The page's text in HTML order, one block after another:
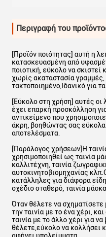
Περιγραφή του
[Προϊόν ποιότητας] αυτή η
κατασκευασμένη από
ποιοτική, εύκολο να σκιστεί
χωρίς ακαταστασία γραμμές,
τακτοποιημένο,Ιδανικό για
[Εύκολο στη χρήση] αυτές οι
έχει επαρκή προσκόλληση
αντικείμενο που
άκρη, βοηθώντας σας εύκολα
αποτελέσματα.
[Παράλογος χρήσεων]Η
χρησιμοποιηθεί ως ταινία
καλλιτέχνη, ταινία
αυτοκινητοβιομηχανίας
κατάλληλες για διάφορα
σχέδιο σταθερό, ταινία
Όταν θέλετε να σχηματίσετε
την ταινία με το ένα χέρι,
ταινία με το άλλο χέρι για
θέλετε,εύκολο να κολλήσει